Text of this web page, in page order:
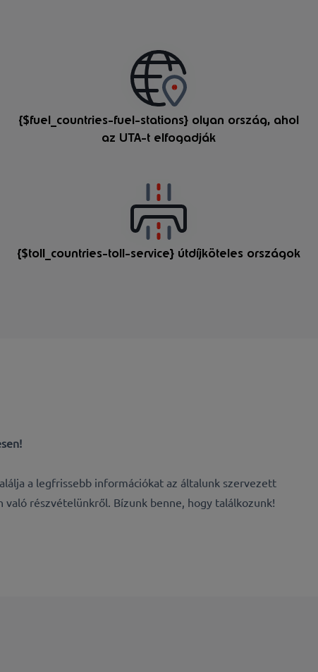
{$fuel_countries-fuel-stations} olyan ország, ahol
az UTA-t elfogadják
{$toll_countries-toll-service} útdíjköteles országok
a legfrissebb információkat az általunk szervezett
való részvételünkről. Bízunk benne, hogy találkozunk!